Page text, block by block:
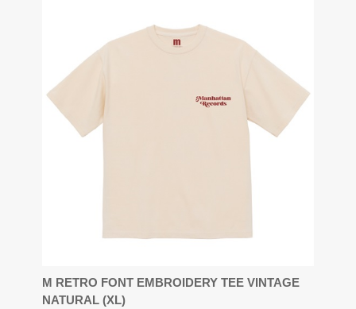
M RETRO FONT EMBROIDERY TEE VINTAGE
NATURAL (XL)